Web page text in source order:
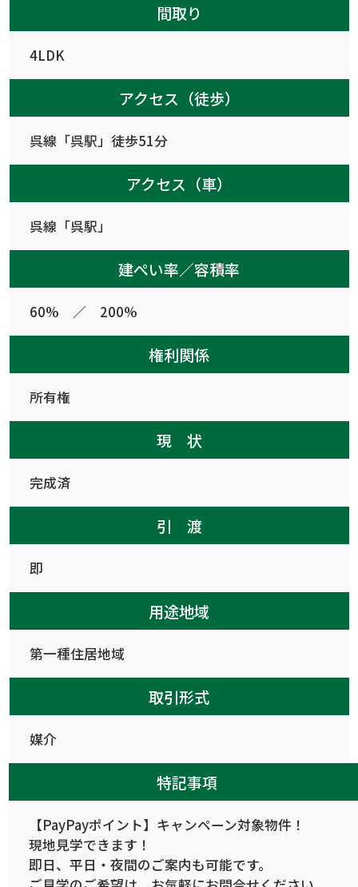
間取り
4LDK
アクセス（徒歩）
呉線「呉駅」徒歩51分
アクセス（車）
呉線「呉駅」
建ぺい率／容積率
60% ／ 200%
権利関係
所有権
現 状
完成済
引 渡
即
用途地域
第一種住居地域
取引形式
媒介
特記事項
【PayPayポイント】キャンペーン対象物件！
現地見学できます！
即日、平日・夜間のご案内も可能です。